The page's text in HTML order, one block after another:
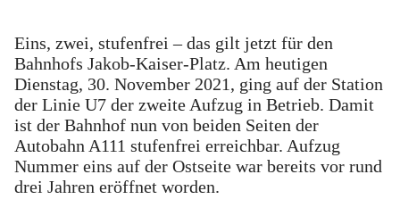
Eins, zwei, stufenfrei – das gilt jetzt für den
Bahnhofs Jakob-Kaiser-Platz. Am heutigen
Dienstag, 30. November 2021, ging auf der Station
der Linie U7 der zweite Aufzug in Betrieb. Damit
ist der Bahnhof nun von beiden Seiten der
Autobahn A111 stufenfrei erreichbar. Aufzug
Nummer eins auf der Ostseite war bereits vor rund
drei Jahren eröffnet worden.